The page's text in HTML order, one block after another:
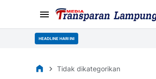
HEADLINE HARI INI
Tidak dikategorikan